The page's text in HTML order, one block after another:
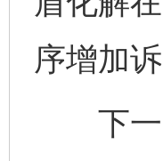
序增加
下一